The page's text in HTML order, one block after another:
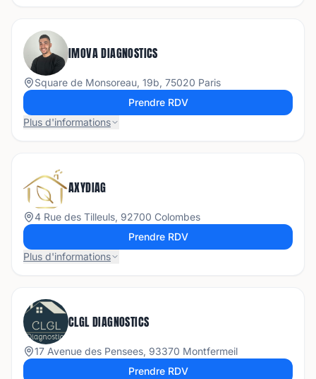
IMOVA DIAGNOSTICS
Square de Monsoreau, 19b, 75020 Paris
Prendre RDV
Plus d'informations
AXYDIAG
4 Rue des Tilleuls, 92700 Colombes
Prendre RDV
Plus d'informations
CLGL DIAGNOSTICS
17 Avenue des Pensees, 93370 Montfermeil
Prendre RDV